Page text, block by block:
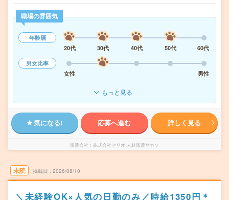
職場の雰囲気
年齢層
20代
30代 40代 50代
60代
男女比率
女性
男性
もっと見る
気になる! 応募へ進む 詳しく見る
派遣会社 株式会社セリオ 人材派遣サカソ
未読 掲載日 2026/08/10
＼未経験OK×人気の日勤のみ／時給1350円＊